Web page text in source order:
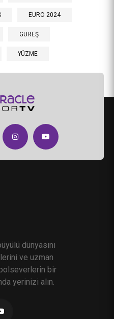
EURO 2024
GÜREŞ
YÜZME
dünyasını
ve uzman
bir
yerinizi alın.